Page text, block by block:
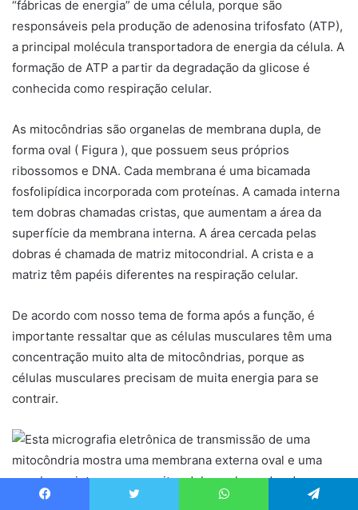
“fábricas de energia” de uma célula, porque são
responsáveis ​​pela produção de adenosina trifosfato (ATP),
a principal molécula transportadora de energia da célula. A
formação de ATP a partir da degradação da glicose é
conhecida como respiração celular.
As mitocôndrias são organelas de membrana dupla, de
forma oval ( Figura ), que possuem seus próprios
ribossomos e DNA. Cada membrana é uma bicamada
fosfolipídica incorporada com proteínas. A camada interna
tem dobras chamadas cristas, que aumentam a área da
superfície da membrana interna. A área cercada pelas
dobras é chamada de matriz mitocondrial. A crista e a
matriz têm papéis diferentes na respiração celular.
De acordo com nosso tema de forma após a função, é
importante ressaltar que as células musculares têm uma
concentração muito alta de mitocôndrias, porque as
células musculares precisam de muita energia para se
contrair.